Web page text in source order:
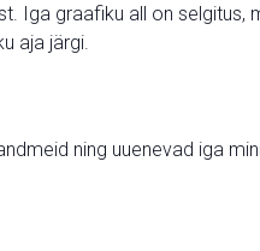
Iga graafiku all on selgitus,
aja järgi.
ning uuenevad iga